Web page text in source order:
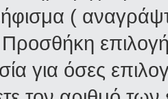
(
για όσες